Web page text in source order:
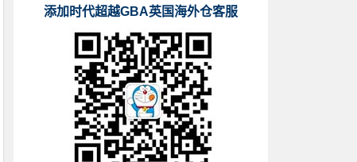
添加时代超越GBA英国海外仓客服